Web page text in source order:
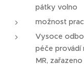
pátky volno
možnost
Vysoce
péče provádí
MR,